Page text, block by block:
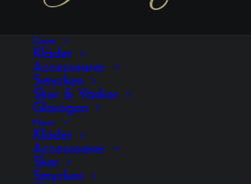
Dam
Kläder
Accessoarer
Smycken
Skor & Väskor
Glasögon
Herr
Kläder
Accessoarer
Skor
Smycken